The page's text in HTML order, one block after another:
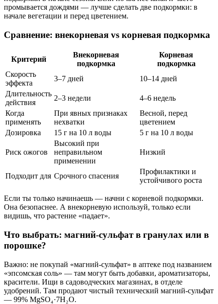
промывается дождями — лучше сделать две подкормки: в
начале вегетации и перед цветением.
Сравнение: внекорневая vs корневая подкормка
Критерий
Внекорневая
подкормка
Корневая
подкормка
Скорость
эффекта
3–7 дней
10–14 дней
Длительность
действия
2–3 недели
4–6 недель
Когда
применять
При явных признаках
нехватки
Весной, перед
цветением
Дозировка
15 г на 10 л воды 5 г на 10 л воды
Риск ожогов
Высокий при
неправильном
применении
Низкий
Подходит для Срочного спасения
Профилактики и
устойчивого роста
Если ты только начинаешь — начни с корневой подкормки.
Она безопаснее. А внекорневую используй, только если
видишь, что растение «падает».
Что выбрать: магний-сульфат в гранулах или в
порошке?
Важно: не покупай «магний-сульфат» в аптеке под названием
«эпсомская соль» — там могут быть добавки, ароматизаторы,
красители. Ищи в садоводческих магазинах, в отделе
удобрений. Там продают чистый технический магний-сульфат
— 99% MgSO₄·7H₂O.